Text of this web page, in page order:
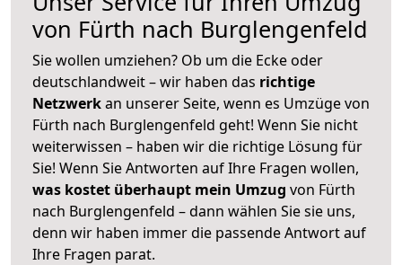
von Fürth nach Burglengenfeld
Sie wollen umziehen? Ob um die Ecke oder
deutschlandweit – wir haben das richtige
Netzwerkan unserer Seite, wenn es Umzüge von
Fürth nach Burglengenfeld geht! Wenn Sie nicht
weiterwissen – haben wir die richtige Lösung für
Sie! Wenn Sie Antworten auf Ihre Fragen wollen,
was kostet überhaupt mein Umzug von Fürth
nach Burglengenfeld – dann wählen Sie sie uns,
denn wir haben immer die passende Antwort auf
Ihre Fragen parat.